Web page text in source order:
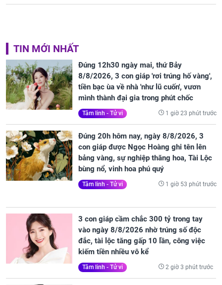
TIN MỚI NHẤT
Đúng 12h30 ngày mai, thứ Bảy
8/8/2026, 3 con giáp 'rơi trúng hố vàng',
tiền bạc ùa về nhà 'như lũ cuốn', vươn
mình thành đại gia trong phút chốc
Tâm linh - Tử vi 1 giờ 23 phút trước
Đúng 20h hôm nay, ngày 8/8/2026, 3
con giáp được Ngọc Hoàng ghi tên lên
bảng vàng, sự nghiệp thăng hoa, Tài Lộc
bùng nổ, vinh hoa phú quý
Tâm linh - Tử vi 1 giờ 53 phút trước
3 con giáp cầm chắc 300 tỷ trong tay
vào ngày 8/8/2026 nhờ trúng số độc
đắc, tài lộc tăng gấp 10 lần, công việc
kiếm tiền nhiều vô kể
Tâm linh - Tử vi 2 giờ 3 phút trước